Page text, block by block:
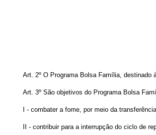
Art. 2º O Programa Bolsa Família, destinado
Art. 3º São objetivos do Programa Bolsa
I - combater a fome, por meio da
II - contribuir para a interrupção do ciclo de